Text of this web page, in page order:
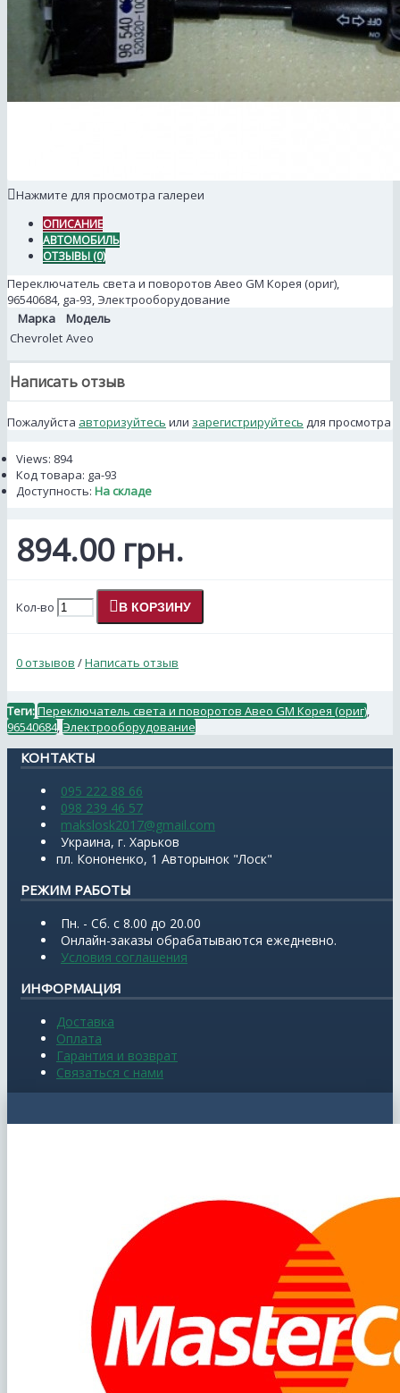
Нажмите для просмотра галереи
ОПИСАНИЕ
АВТОМОБИЛЬ
ОТЗЫВЫ (0)
Переключатель света и поворотов Авео GM Корея (ориг),
96540684, ga-93, Электрооборудование
Марка
Модель
Chevrolet Aveo
Написать отзыв
Пожалуйста авторизуйтесь или зарегистрируйтесь для просмотра
Views: 894
Код товара: ga-93
Доступность: На складе
894.00 грн.
Кол-во В КОРЗИНУ
0 отзывов /Написать отзыв
Теги:Переключатель света и поворотов Авео GM Корея (ориг)
96540684 Электрооборудование
КОНТАКТЫ
095 222 88 66
098 239 46 57
makslosk2017@gmail.com
Украина, г. Харьков
пл. Кононенко, 1 Авторынок "Лоск"
РЕЖИМ РАБОТЫ
Пн. - Сб. с 8.00 до 20.00
Онлайн-заказы обрабатываются ежедневно.
Условия соглашения
ИНФОРМАЦИЯ
Доставка
Оплата
Гарантия и возврат
Связаться с нами